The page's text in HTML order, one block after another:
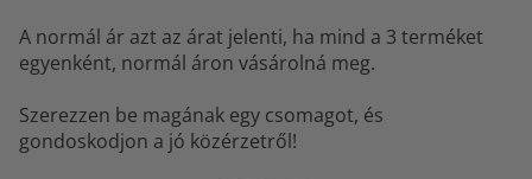
A normál ár azt az árat jelenti, ha mind a 3 terméket
egyenként, normál áron vásárolná meg.
Szerezzen be magának egy csomagot, és
gondoskodjon a jó közérzetről!